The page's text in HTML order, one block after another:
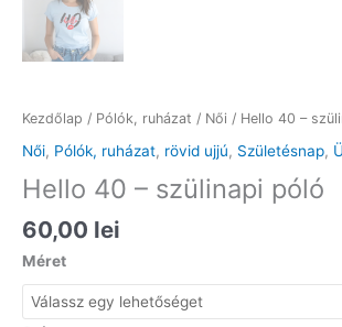
Kezdőlap / Pólók, ruházat / Női / Hello 40 –
Női, Pólók, ruházat, rövid ujjú, Születésnap,
Hello 40 – szülinapi póló
60,00 lei
Méret